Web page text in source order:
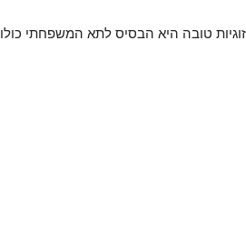
זוגיות טובה היא הבסיס לתא המשפחתי כולו